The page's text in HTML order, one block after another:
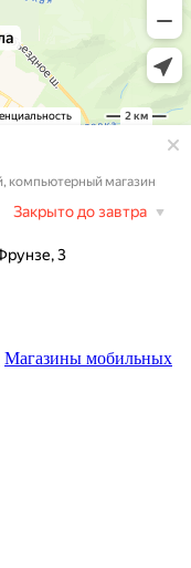
Магазины мобильных